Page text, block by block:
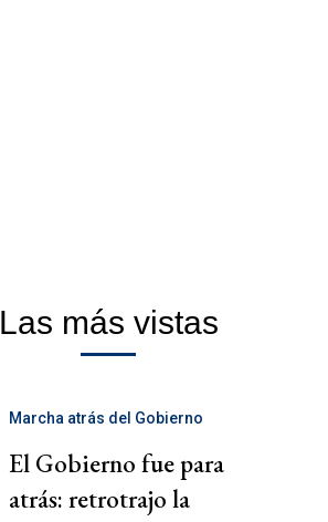
Las más vistas
Marcha atrás del Gobierno
El Gobierno fue para
atrás: retrotrajo la